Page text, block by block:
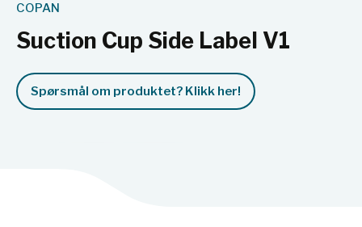
COPAN
Suction Cup Side Label V1
Spørsmål om produktet? Klikk her!